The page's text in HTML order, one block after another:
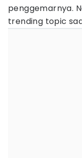
penggemarnya.
trending topic